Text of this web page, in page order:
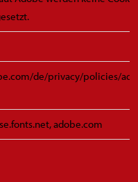
de/privacy/policies/
adobe.com